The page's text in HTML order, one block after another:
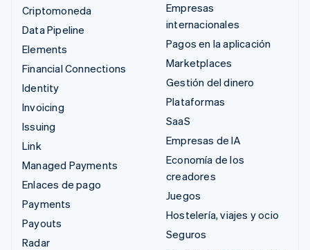
Criptomoneda
Data Pipeline
Elements
Financial Connections
Identity
Invoicing
Issuing
Link
Managed Payments
Enlaces de pago
Payments
Payouts
Radar
Empresas
internacionales
Pagos en la aplicación
Marketplaces
Gestión del dinero
Plataformas
SaaS
Empresas de IA
Economía de los
creadores
Juegos
Hostelería, viajes y ocio
Seguros